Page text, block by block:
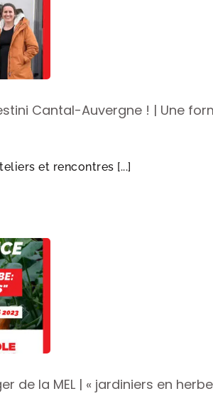
Cantal-Auvergne ! | Une
et rencontres [...]
de la MEL | « jardiniers en